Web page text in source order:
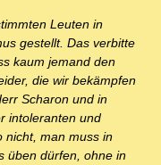
Leuten in
gestellt. Das verbitte
kaum jemand den
die wir bekämpfen
Scharon und in
intoleranten und
nicht, man muss in
üben dürfen, ohne in